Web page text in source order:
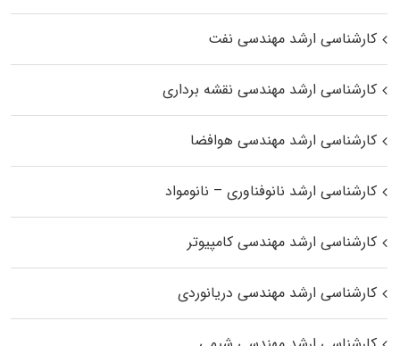
کارشناسی ارشد مهندسی نفت
کارشناسی ارشد مهندسی نقشه برداری
کارشناسی ارشد مهندسی هوافضا
کارشناسی ارشد نانوفناوری – نانومواد
کارشناسی ارشد مهندسی کامپیوتر
کارشناسی ارشد مهندسی دریانوردی